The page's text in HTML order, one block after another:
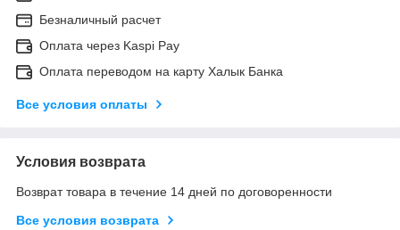
Безналичный расчет
Оплата через Kaspi Pay
Оплата переводом на карту Халык Банка
Все условия оплаты
Условия возврата
Возврат товара в течение 14 дней по договоренности
Все условия возврата